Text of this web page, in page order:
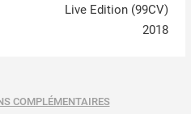
Live Edition (99CV)
2018
COMPLÉMENTAIRES